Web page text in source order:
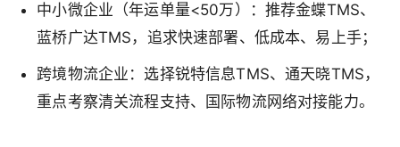
中小微企业（年运单量<50万）：推荐金蝶TMS、
蓝桥广达TMS，追求快速部署、低成本、易上手；
跨境物流企业：选择锐特信息TMS、通天晓TMS，
重点考察清关流程支持、国际物流网络对接能力。